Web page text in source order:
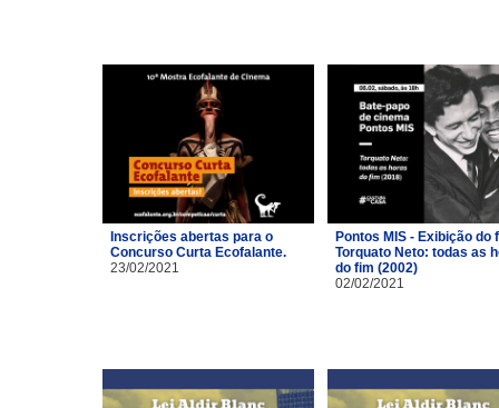
Inscrições abertas para o
Concurso Curta Ecofalante.
23/02/2021
Pontos MIS - Exibição do
Torquato Neto: todas as
do fim (2002)
02/02/2021